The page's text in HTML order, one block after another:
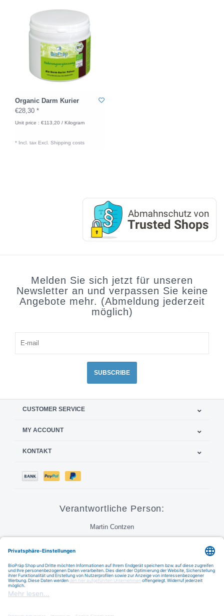
Organic Darm Kurier
€28,30 *
Unit price : €113,20 / Kilogram
* Incl. tax Excl. Shipping costs
Melden Sie sich jetzt für unseren
Newsletter an und verpassen Sie keine
Angebote mehr. (Abmeldung jederzeit
möglich)
SUBSCRIBE
CUSTOMER SERVICE
MY ACCOUNT
KONTAKT
Verantwortliche Person:
Martin Contzen
Call Email FAQ